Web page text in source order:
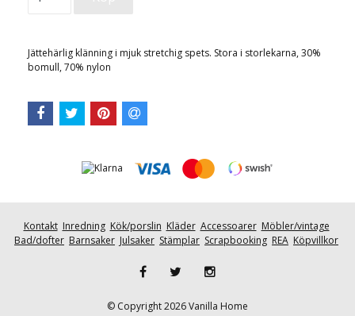
Jättehärlig klänning i mjuk stretchig spets. Stora i storlekarna, 30%
bomull, 70% nylon
Kontakt Inredning Kök/porslin Kläder Accessoarer Möbler/vintage
Bad/dofter Barnsaker Julsaker Stämplar Scrapbooking REA Köpvillkor
© Copyright 2026 Vanilla Home